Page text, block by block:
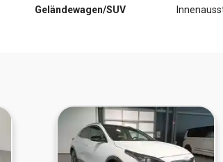
Geländewagen/SUV